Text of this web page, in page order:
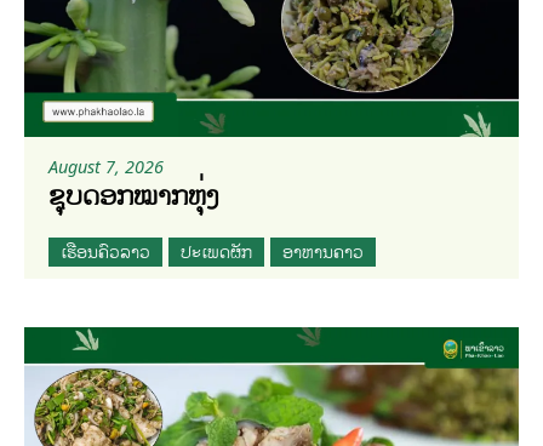
August 7, 2026
ຊຸບດອກໝາກຫຸ່ງ
ເຮືອນຄົວລາວ ປະເພດຜັກ ອາຫານຄາວ